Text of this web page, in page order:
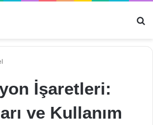
İşaretleri:
ve Kullanım